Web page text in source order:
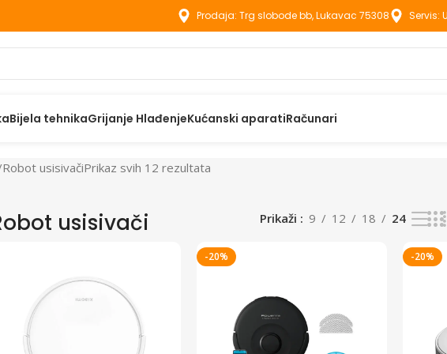
Prodaja: Trg slobode bb, Lukavac 75308 Servis:
Bijela tehnikaGrijanje HlađenjeKućanski aparatiRačunari
Robot usisivačiPrikaz svih 12 rezultata
usisivači Prikaži 9 12 18 24
-20% -20%